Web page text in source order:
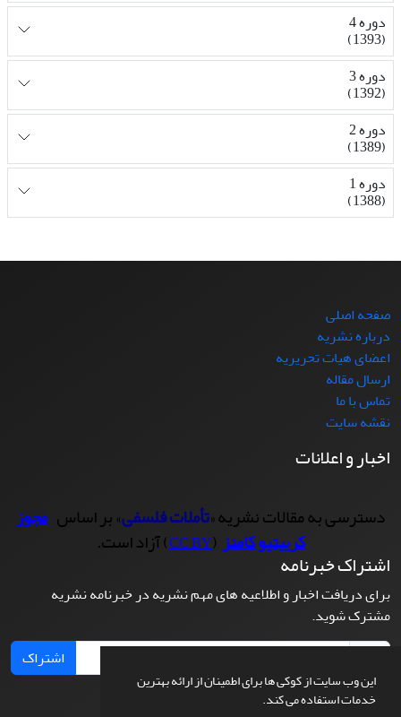
این وب سایت از کوکی ها برای اطمینان از ارائه بهترین
خدمات استفاده می کند.
دوره 4
(1393)
دوره 3
(1392)
دوره 2
(1389)
دوره 1
(1388)
صفحه اصلی
درباره نشریه
اعضای هیات تحریریه
ارسال مقاله
تماس با ما
نقشه سایت
اخبار و اعلانات
دسترسی به مقالات نشریه «تأملات فلسفی» بر اساس مجوز
کرییتیو کامنز(
CC BY) آزاد است.
اشتراک خبرنامه
برای دریافت اخبار و اطلاعیه های مهم نشریه در خبرنامه نشریه
مشترک شوید.
اشتراک